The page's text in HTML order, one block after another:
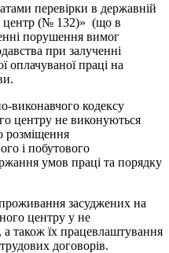
перевірки в державній
центр (№ 132)» (що в
порушення вимог
при залученні
оплачуваної праці на
виконавчого кодексу
центру не виконуються
розміщення
і побутового
умов праці та порядку
засуджених на
центру у не
також їх працевлаштування
договорів.